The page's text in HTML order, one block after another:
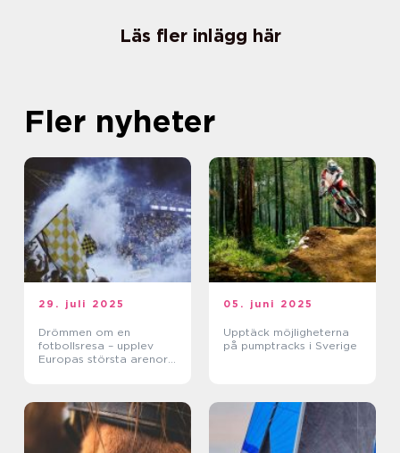
Läs fler inlägg här
Fler nyheter
29. juli 2025
Drömmen om en
fotbollsresa – upplev
Europas största arenor
05. juni 2025
Upptäck möjligheterna
på pumptracks i Sverige